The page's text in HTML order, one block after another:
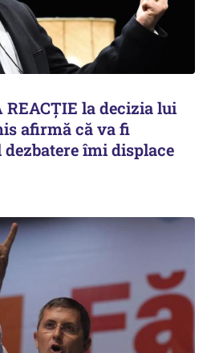
la decizia lui
afirmă că va fi
dezbatere îmi displace